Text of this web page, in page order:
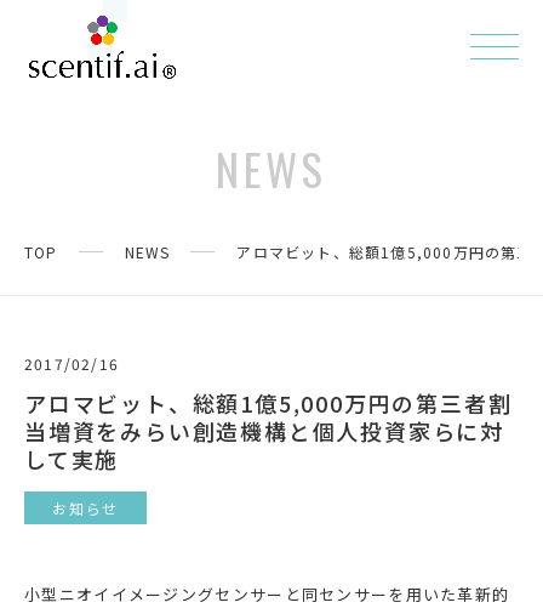
NEWS
TOP NEWS アロマビット、総額1億5,000万円の第三
2017/02/16
アロマビット、総額1億5,000万円の第三者割
当増資をみらい創造機構と個人投資家らに対
して実施
お知らせ
小型ニオイイメージングセンサーと同センサーを用いた革新的